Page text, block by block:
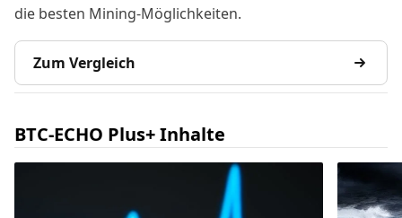
die besten Mining-Möglichkeiten.
Zum Vergleich
BTC-ECHO Plus+ Inhalte